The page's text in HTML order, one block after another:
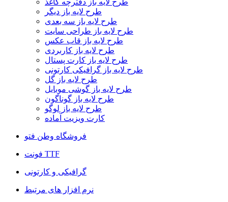
طرح لایه باز دیگر
طرح لایه باز سه بعدی
طرح لایه باز طراحی سایت
طرح لایه باز قاب عکس
طرح لایه باز کاربردی
طرح لایه باز کارت پستال
طرح لایه باز گرافیکی کارتونی
طرح لایه باز گل
طرح لایه باز گوشی موبایل
طرح لایه باز گوناگون
طرح لایه باز لوگو
کارت ویزیت آماده
فروشگاه وطن فتو
فونت TTF
گرافیکی و کارتونی
نرم افزار های مرتبط